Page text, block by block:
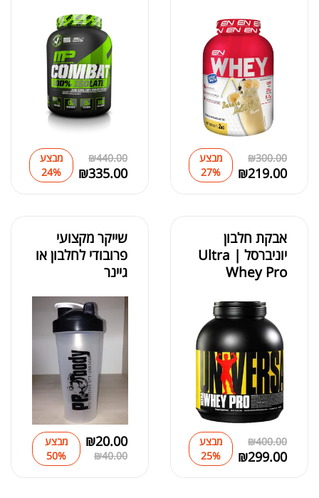
₪300.00
₪219.00
מבצע
27%
₪440.00
₪335.00
מבצע
24%
אבקת חלבון
יוניברסל | Ultra
Whey Pro
₪400.00
₪299.00
מבצע
25%
שייקר מקצועי
פרובודי לחלבון או
גיינר
₪40.00
₪20.00
מבצע
50%